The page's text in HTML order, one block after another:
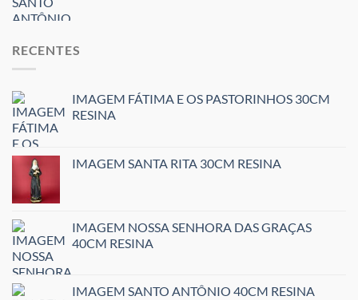
RECENTES
IMAGEM FÁTIMA E OS PASTORINHOS 30CM
RESINA
IMAGEM SANTA RITA 30CM RESINA
IMAGEM NOSSA SENHORA DAS GRAÇAS
40CM RESINA
IMAGEM SANTO ANTÔNIO 40CM RESINA